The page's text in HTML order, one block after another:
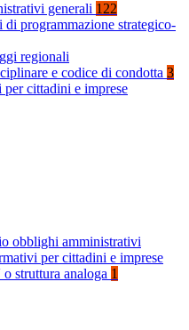
generali 122
di programmazione strategico-
regionali
e codice di condotta 3
cittadini e imprese
obblighi amministrativi
per cittadini e imprese
struttura analoga 1